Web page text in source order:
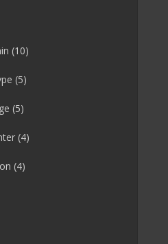
(10)
(5)
(5)
(4)
(4)